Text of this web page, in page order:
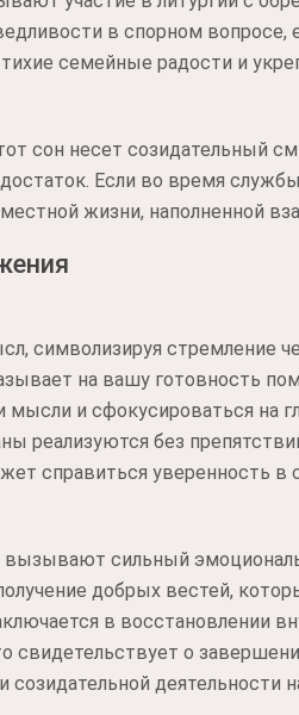
в спорном вопросе,
семейные радости и
сон несет созидательный
Если во время
жизни, наполненной
символизируя стремление
на вашу готовность
и сфокусироваться на
реализуются без
справиться уверенность в
сильный
добрых вестей,
в восстановлении
свидетельствует о
деятельности